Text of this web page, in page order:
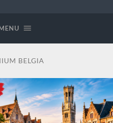
BELGIA